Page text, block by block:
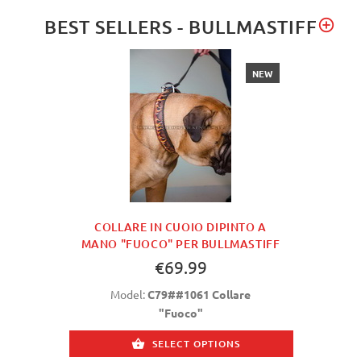
BEST SELLERS - BULLMASTIFF
COLLARE IN CUOIO DIPINTO A
MANO "FUOCO" PER BULLMASTIFF
NEW
€69.99
Model:C79##1061 Collare
"Fuoco"
SELECT OPTIONS